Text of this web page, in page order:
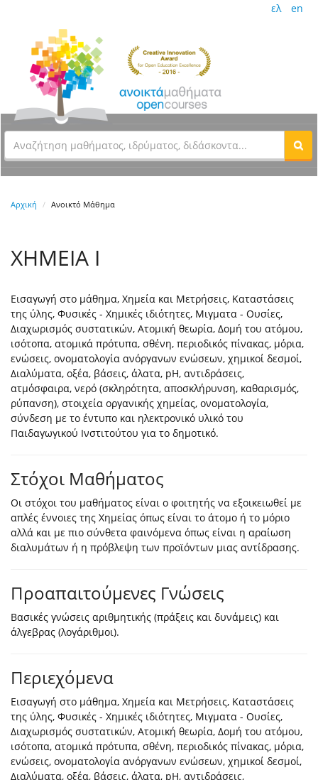
ελ en
Αρχική Ανοικτό Μάθημα
ΧΗΜΕΙΑ Ι
Εισαγωγή στο μάθημα, Χημεία και Μετρήσεις, Kαταστάσεις
της ύλης, Φυσικές - Χημικές ιδιότητες, Μιγματα - Ουσίες,
Διαχωρισμός συστατικών, Ατομική θεωρία, Δομή του ατόμου,
ισότοπα, ατομικά πρότυπα, σθένη, περιοδικός πίνακας, μόρια,
ενώσεις, ονοματολογία ανόργανων ενώσεων, χημικοί δεσμοί,
Διαλύματα, οξέα, βάσεις, άλατα, pH, αντιδράσεις,
ατμόσφαιρα, νερό (σκληρότητα, αποσκλήρυνση, καθαρισμός,
ρύπανση), στοιχεία οργανικής χημείας, ονοματολογία,
σύνδεση με το έντυπο και ηλεκτρονικό υλικό του
Παιδαγωγικού Ινστιτούτου για το δημοτικό.
Στόχοι Μαθήματος
Οι στόχοι του μαθήματος είναι ο φοιτητής να εξοικειωθεί με
απλές έννοιες της Χημείας όπως είναι το άτομο ή το μόριο
αλλά και με πιο σύνθετα φαινόμενα όπως είναι η αραίωση
διαλυμάτων ή η πρόβλεψη των προϊόντων μιας αντίδρασης.
Προαπαιτούμενες Γνώσεις
Βασικές γνώσεις αριθμητικής (πράξεις και δυνάμεις) και
άλγεβρας (λογάριθμοι).
Περιεχόμενα
Εισαγωγή στο μάθημα, Χημεία και Μετρήσεις, Kαταστάσεις
της ύλης, Φυσικές - Χημικές ιδιότητες, Μιγματα - Ουσίες,
Διαχωρισμός συστατικών, Ατομική θεωρία, Δομή του ατόμου,
ισότοπα, ατομικά πρότυπα, σθένη, περιοδικός πίνακας, μόρια,
ενώσεις, ονοματολογία ανόργανων ενώσεων, χημικοί δεσμοί,
Διαλύματα, οξέα, βάσεις, άλατα, pH, αντιδράσεις,